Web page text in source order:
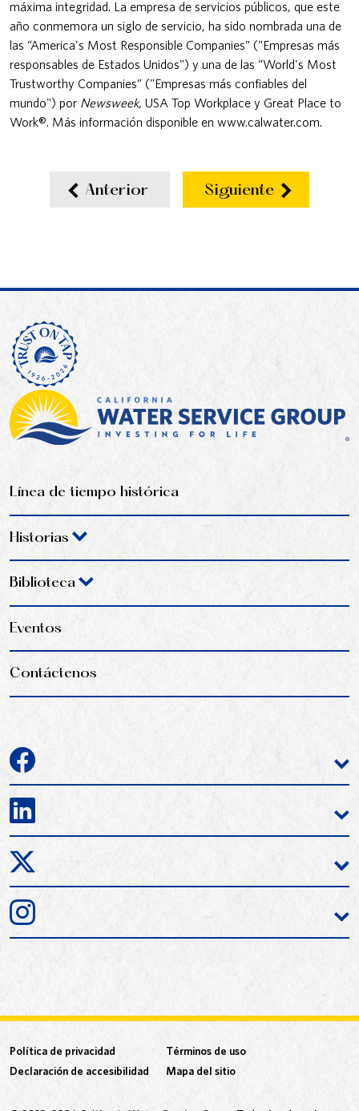
máxima integridad. La empresa de servicios públicos, que este
año conmemora un siglo de servicio, ha sido nombrada una de
las “America's Most Responsible Companies” ("Empresas más
responsables de Estados Unidos") y una de las “World's Most
Trustworthy Companies” ("Empresas más confiables del
mundo") por Newsweek, USA Top Workplace y Great Place to
Work®. Más información disponible en www.calwater.com.
Anterior Siguiente
Línea de tiempo histórica
Historias
Biblioteca
Eventos
Contáctenos
Política de privacidad
Términos de uso
Declaración de accesibilidad
Mapa del sitio